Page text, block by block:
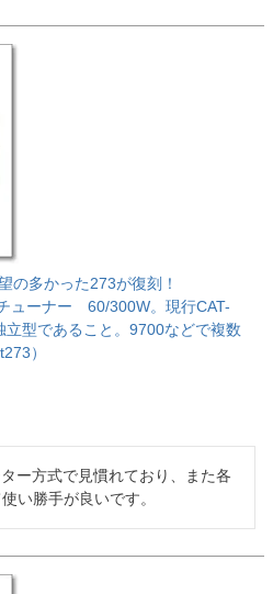
の多かった273が復刻！
ューナー 60/300W。現行CAT-
型であること。9700などで複数
）
ー方式で見慣れており、また各
い勝手が良いです。